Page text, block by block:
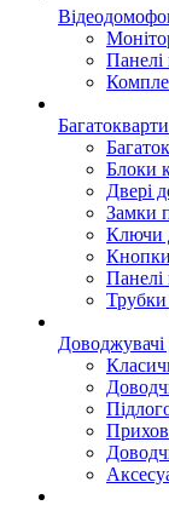
Блоки
Двері
Замки
Ключи
Кнопки
Доводжувачі